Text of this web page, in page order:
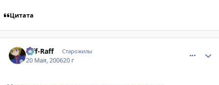
Цитата
Riff-Raff Старожилы
20 Мая, 200620 г